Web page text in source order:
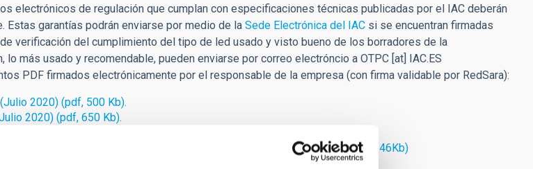
electrónicos de regulación que cumplan con especificaciones técnicas publicadas por el IAC deberán
Estas garantías podrán enviarse por medio de la Sede Electrónica del IACsi se encuentran firmadas
verificación del cumplimiento del tipo de led usado y visto bueno de los borradores de la
lo más usado y recomendable, pueden enviarse por correo electróncio a OTPC[at] IAC.ES
PDF firmados electrónicamente por el responsable de la empresa (con firma validable por RedSara):
2020) (pdf, 500 Kb).
2020) (pdf, 650 Kb).
de equipo electrónico autorregulable para led. (Mayo 2018) (pdf 146Kb)